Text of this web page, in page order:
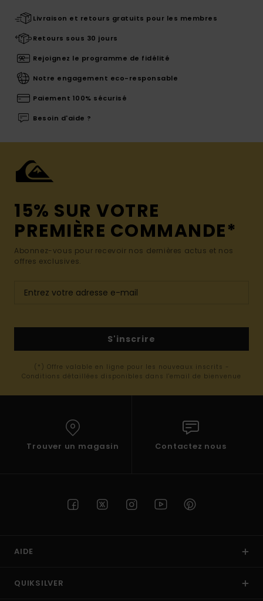
Livraison et retours gratuits pour les membres
Retours sous 30 jours
Rejoignez le programme de fidélité
Notre engagement eco-responsable
Paiement 100% sécurisé
Besoin d'aide ?
15% SUR VOTRE
PREMIÈRE COMMANDE*
Abonnez-vous pour recevoir nos dernières actus et nos
offres exclusives.
S'inscrire
(*) Offre valable en ligne pour les nouveaux inscrits -
Conditions détaillées disponibles dans l'email de bienvenue
Trouver un magasin Contactez nous
AIDE
QUIKSILVER